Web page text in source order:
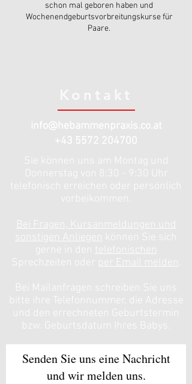
schon mal geboren haben und
Wochenendgeburtsvorbreitungskurse für
Paare.
info@hebammenpraxis.co.at
+43 5572 204700
Sie können uns am Montag und
Donnerstag von 8:30 - 9:30 Uhr
telefonisch erreichen oder persönlich
vorbeikommen.
Bei Fragen, Kursanmeldungen und
sonstigen Anliegen können Sie sich
gerne in den telefonischen
Sprechzeiten oder
per Email melden
Bei Mailanfragen schreiben Sie uns
bitte ihre Telefonnummer, die Adresse
und den errechneten Geburtstermin
bzw. Geburtsdatum Ihres Babys.
Senden Sie uns eine Nachricht
und wir melden uns.